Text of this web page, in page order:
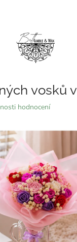
vosků
hodnocení